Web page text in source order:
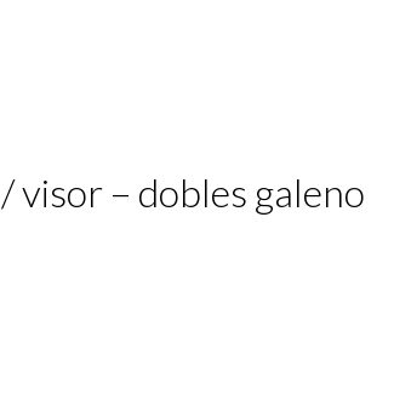
visor – dobles galeno